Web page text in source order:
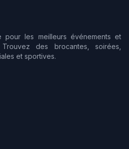
pour les meilleurs événements et
des brocantes, soirées,
et sportives.